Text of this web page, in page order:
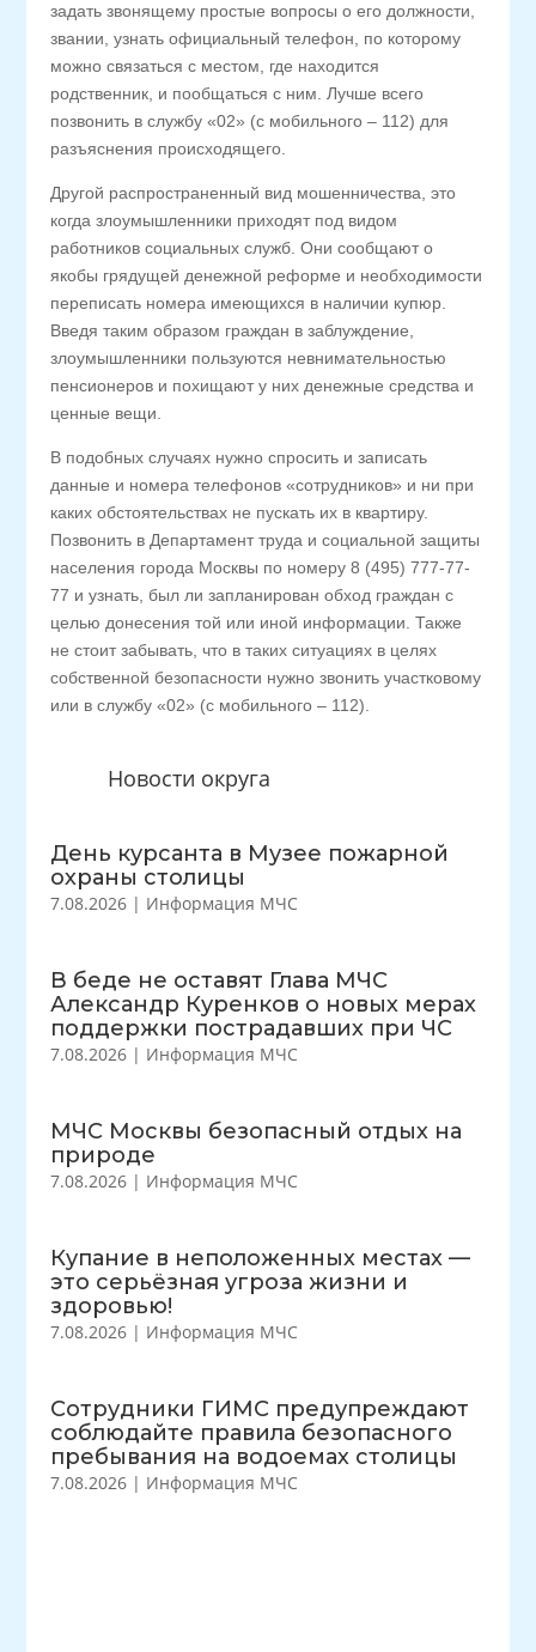
Новости округа
День курсанта в Музее пожарной
охраны столицы
7.08.2026 | Информация МЧС
В беде не оставят Глава МЧС
Александр Куренков о новых мерах
поддержки пострадавших при ЧС
7.08.2026 | Информация МЧС
МЧС Москвы безопасный отдых на
природе
7.08.2026 | Информация МЧС
Купание в неположенных местах —
это серьёзная угроза жизни и
здоровью!
7.08.2026 | Информация МЧС
Сотрудники ГИМС предупреждают
соблюдайте правила безопасного
пребывания на водоемах столицы
7.08.2026 | Информация МЧС
задать звонящему простые вопросы о его должности,
звании, узнать официальный телефон, по которому
можно связаться с местом, где находится
родственник, и пообщаться с ним. Лучше всего
позвонить в службу «02» (с мобильного – 112) для
разъяснения происходящего.
Другой распространенный вид мошенничества, это
когда злоумышленники приходят под видом
работников социальных служб. Они сообщают о
якобы грядущей денежной реформе и необходимости
переписать номера имеющихся в наличии купюр.
Введя таким образом граждан в заблуждение,
злоумышленники пользуются невнимательностью
пенсионеров и похищают у них денежные средства и
ценные вещи.
В подобных случаях нужно спросить и записать
данные и номера телефонов «сотрудников» и ни при
каких обстоятельствах не пускать их в квартиру.
Позвонить в Департамент труда и социальной защиты
населения города Москвы по номеру 8 (495) 777-77-
77 и узнать, был ли запланирован обход граждан с
целью донесения той или иной информации. Также
не стоит забывать, что в таких ситуациях в целях
собственной безопасности нужно звонить участковому
или в службу «02» (с мобильного – 112).